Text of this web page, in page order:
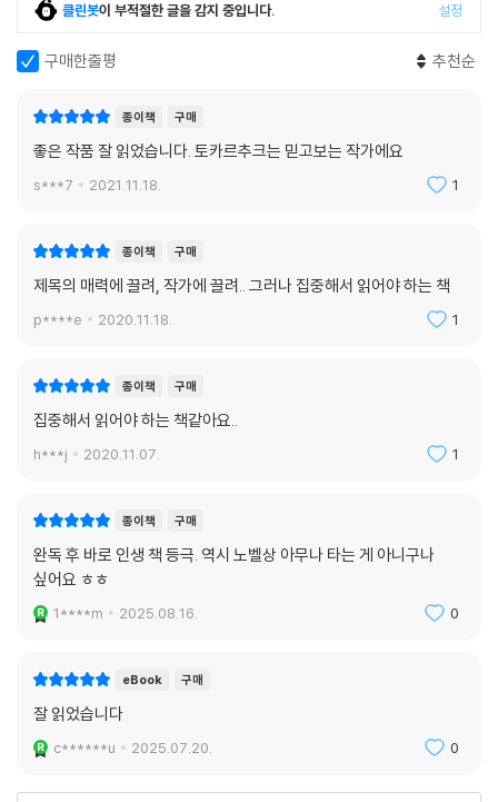
클린봇이 부적절한 글을 감지 중입니다. 설정
구매한줄평 추천순
종이책 구매
좋은 작품 잘 읽었습니다. 토카르추크는 믿고보는 작가에요
s***7 2021.11.18. 1
종이책 구매
제목의 매력에 끌려, 작가에 끌려.. 그러나 집중해서 읽어야 하는 책
p****e 2020.11.18. 1
종이책 구매
집중해서 읽어야 하는 책같아요..
h***j 2020.11.07. 1
종이책 구매
완독 후 바로 인생 책 등극. 역시 노벨상 아무나 타는 게 아니구나
싶어요 ㅎㅎ
1****m 2025.08.16. 0
eBook 구매
잘 읽었습니다
c******u 2025.07.20. 0